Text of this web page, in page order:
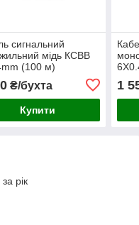
сигнальний
мідь КСВВ
(100 м)
₴/бухта
Купити
1
рік